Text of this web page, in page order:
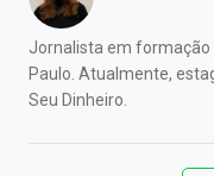
Jornalista em formação
Paulo. Atualmente,
Seu Dinheiro.